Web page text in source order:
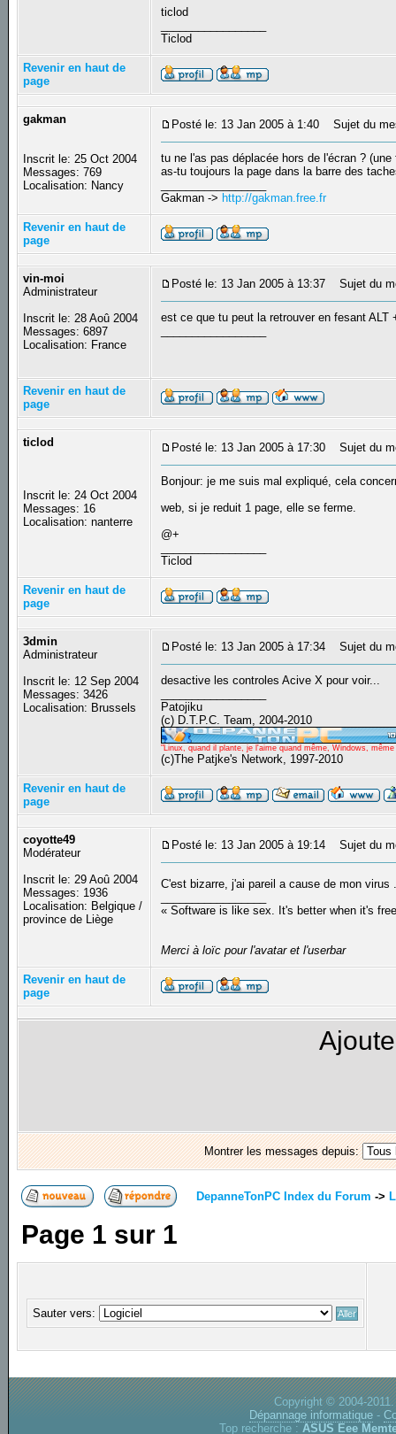
ticlod
Ticlod
Revenir en haut de
page
gakman
Inscrit le: 25 Oct 2004
Messages: 769
Localisation: Nancy
Posté le: 13 Jan 2005 à 1:40 Sujet du
tu ne l'as pas déplacée hors de l'écran ?
as-tu toujours la page dans la barre des
Gakman -> http://gakman.free.fr
Revenir en haut de
page
vin-moi
Administrateur
Inscrit le: 28 Aoû 2004
Messages: 6897
Localisation: France
Posté le: 13 Jan 2005 à 13:37 Sujet du
est ce que tu peut la retrouver en fesant ALT
Revenir en haut de
page
ticlod
Inscrit le: 24 Oct 2004
Messages: 16
Localisation: nanterre
Posté le: 13 Jan 2005 à 17:30 Sujet du
Bonjour: je me suis mal expliqué, cela
web, si je reduit 1 page, elle se ferme.
@+
Ticlod
Revenir en haut de
page
3dmin
Administrateur
Inscrit le: 12 Sep 2004
Messages: 3426
Localisation: Brussels
Posté le: 13 Jan 2005 à 17:34 Sujet du
desactive les controles Acive X pour voir...
Patojiku
(c) D.T.P.C. Team, 2004-2010
"Linux, quand il plante, je l'aime quand même, Windows,
(c)The Patjke's Network, 1997-2010
Revenir en haut de
page
coyotte49
Modérateur
Inscrit le: 29 Aoû 2004
Messages: 1936
Localisation: Belgique /
province de Liège
Posté le: 13 Jan 2005 à 19:14 Sujet du
C'est bizarre, j'ai pareil a cause de mon
« Software is like sex. It's better when it's
Merci à loïc pour l'avatar et l'userbar
Revenir en haut de
page
Montrer les messages depuis:
DepanneTonPC Index du Forum ->
Page 1 sur 1
Sauter vers:
Copyright © 2004-
Dépannage informatique -
Top recherche : ASUS Eee